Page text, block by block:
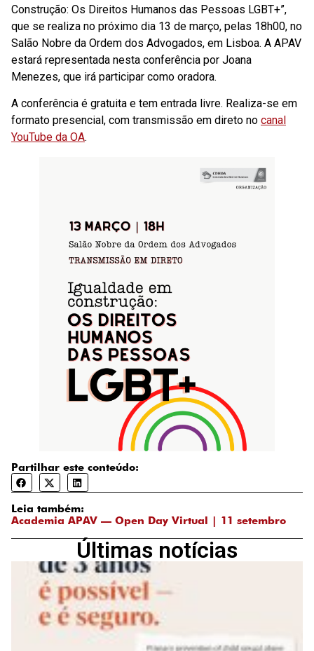
Construção: Os Direitos Humanos das Pessoas LGBT+”,
que se realiza no próximo dia 13 de março, pelas 18h00, no
Salão Nobre da Ordem dos Advogados, em Lisboa. A APAV
estará representada nesta conferência por Joana
Menezes, que irá participar como oradora.
A conferência é gratuita e tem entrada livre. Realiza-se em
formato presencial, com transmissão em direto no canal
YouTube da OA.
Partilhar este conteúdo:
Leia também:
Academia APAV — Open Day Virtual | 11 setembro
Últimas notícias